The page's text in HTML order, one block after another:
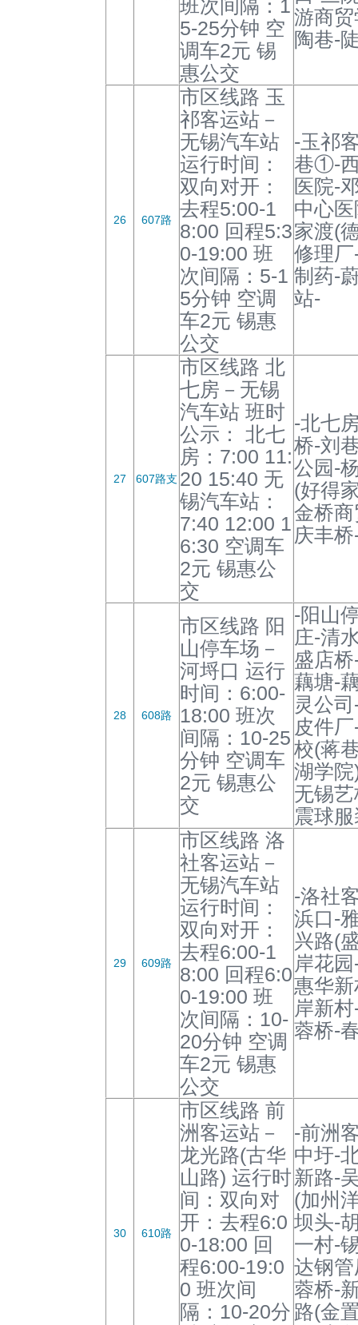
班次间隔：1
5-25分钟 空
调车2元 锡
惠公交
游商
陶巷-
26 607路
市区线路 玉
祁客运站－
无锡汽车站
运行时间：
双向对开：
去程5:00-1
8:00 回程5:3
0-19:00 班
次间隔：5-1
5分钟 空调
车2元 锡惠
公交
-玉祁
巷①-
医院-
中心
家渡(
修理
制药-
站-
27 607路支
市区线路 北
七房－无锡
汽车站 班时
公示： 北七
房：7:00 11:
20 15:40 无
锡汽车站：
7:40 12:00 1
6:30 空调车
2元 锡惠公
交
-北七
桥-刘
公园-
(好得
金桥
庆丰
28 608路
市区线路 阳
山停车场－
河埒口 运行
时间：6:00-
18:00 班次
间隔：10-25
分钟 空调车
2元 锡惠公
交
-阳山
庄-清
盛店
藕塘-
灵公
皮件
校(蒋
湖学
无锡
震球
29 609路
市区线路 洛
社客运站－
无锡汽车站
运行时间：
双向对开：
去程6:00-1
8:00 回程6:0
0-19:00 班
次间隔：10-
20分钟 空调
车2元 锡惠
公交
-洛社
浜口-
兴路(
岸花
惠华
岸新
蓉桥-
30 610路
市区线路 前
洲客运站－
龙光路(古华
山路) 运行时
间：双向对
开：去程6:0
0-18:00 回
程6:00-19:0
0 班次间
隔：10-20分
-前洲
中圩-
新路-
(加州
坝头-
一村-
达钢
蓉桥-
路(金